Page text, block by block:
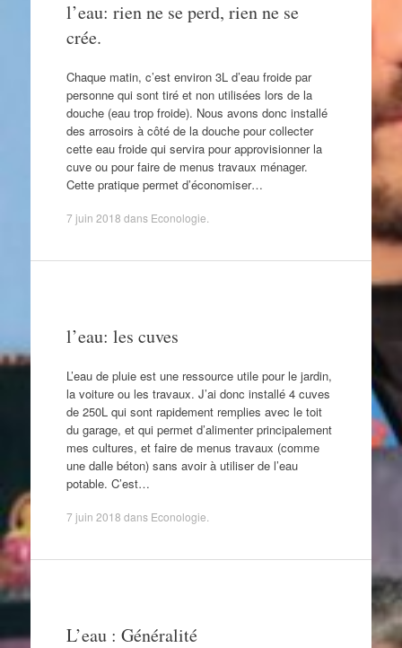
l’eau: rien ne se perd, rien ne se
crée.
Chaque matin, c’est environ 3L d’eau froide par
personne qui sont tiré et non utilisées lors de la
douche (eau trop froide). Nous avons donc installé
des arrosoirs à côté de la douche pour collecter
cette eau froide qui servira pour approvisionner la
cuve ou pour faire de menus travaux ménager.
Cette pratique permet d’économiser…
7 juin 2018 dans Econologie
l’eau: les cuves
L’eau de pluie est une ressource utile pour le jardin,
la voiture ou les travaux. J’ai donc installé 4 cuves
de 250L qui sont rapidement remplies avec le toit
du garage, et qui permet d’alimenter principalement
mes cultures, et faire de menus travaux (comme
une dalle béton) sans avoir à utiliser de l’eau
potable. C’est…
7 juin 2018 dans Econologie
L’eau : Généralité